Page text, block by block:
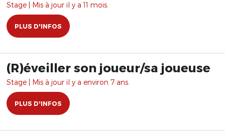
Stage | Mis à jour il y a 11 mois.
PLUS D'INFOS
(R)éveiller son joueur/sa joueuse
Stage | Mis à jour il y a environ 7 ans.
PLUS D'INFOS